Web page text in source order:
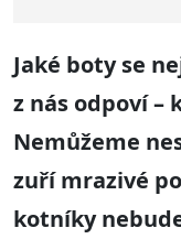
Jaké boty se
z nás odpoví –
Nemůžeme
zuří mrazivé
kotníky